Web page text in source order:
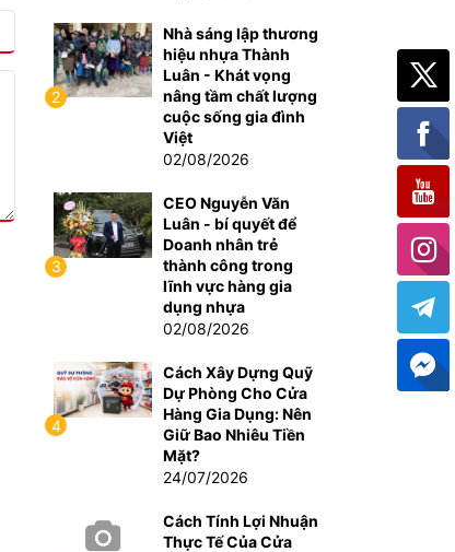
2
Nhà sáng lập thương
hiệu nhựa Thành
Luân - Khát vọng
nâng tầm chất lượng
cuộc sống gia đình
Việt
02/08/2026
3
CEO Nguyễn Văn
Luân - bí quyết để
Doanh nhân trẻ
thành công trong
lĩnh vực hàng gia
dụng nhựa
02/08/2026
4
Cách Xây Dựng Quỹ
Dự Phòng Cho Cửa
Hàng Gia Dụng: Nên
Giữ Bao Nhiêu Tiền
Mặt?
24/07/2026
Cách Tính Lợi Nhuận
Thực Tế Của Cửa